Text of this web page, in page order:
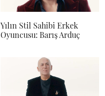
Yılın Stil Sahibi Erkek
Oyuncusu: Barış Arduç